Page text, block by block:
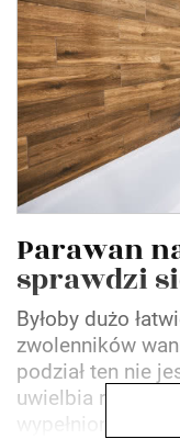
Parawan
sprawdzi
Byłoby dużo
zwolenników
podział ten nie
uwielbia
wypełnionej...